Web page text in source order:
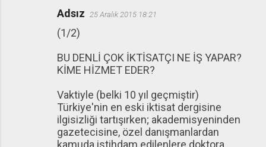
Adsız 25 Aralık 2015 18:21
(1/2)
BU DENLİ ÇOK İKTİSATÇI NE İŞ YAPAR?
KİME HİZMET EDER?
Vaktiyle (belki 10 yıl geçmiştir)
Türkiye'nin en eski iktisat dergisine
ilgisizliği tartışırken; akademisyeninden
gazetecisine, özel danışmanlardan
kamuda istihdam edilenlere doktora